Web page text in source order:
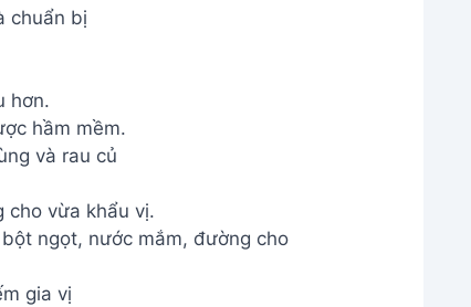
chuẩn bị
hơn.
hầm mềm.
và rau củ
cho vừa khẩu vị.
gia vị